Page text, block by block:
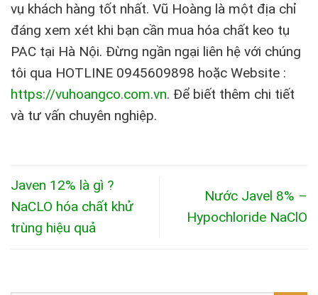
vụ khách hàng tốt nhất. Vũ Hoàng là một địa chỉ
đáng xem xét khi bạn cần mua hóa chất keo tụ
PAC tại Hà Nội. Đừng ngần ngại liên hệ với chúng
tôi qua HOTLINE 0945609898 hoặc Website :
https://vuhoangco.com.vn. Để biết thêm chi tiết
và tư vấn chuyên nghiệp.
Javen 12% là gì ?
NaCLO hóa chất khử
trùng hiệu quả
Nước Javel 8% –
Hypochloride NaClO